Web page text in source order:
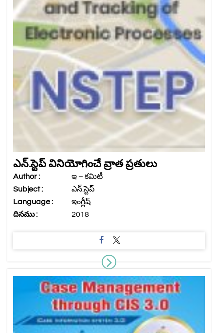
ఎన్.స్టెప్ వినియోగించే వ్రాత ప్రతులు
Author :
ఇ – కమిటీ
Subject :
ఎన్.స్టెప్
Language :
ఇంగ్లీష్
దినము :
2018